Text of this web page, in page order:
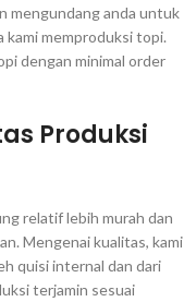
mengundang anda untuk
kami memproduksi topi.
dengan minimal order
Produksi
relatif lebih murah dan
Mengenai kualitas, kami
quisi internal dan dari
terjamin sesuai